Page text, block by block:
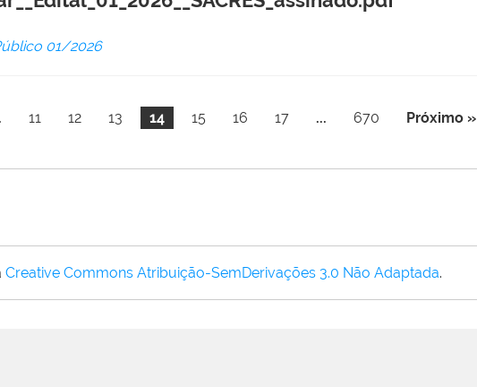
01/2026
11 12 13 14 15 16 17 ... 670 Próximo »
Creative Commons Atribuição-SemDerivações 3.0 Não Adaptada.